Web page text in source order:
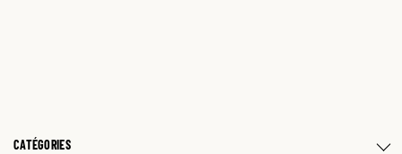
CATÉGORIES